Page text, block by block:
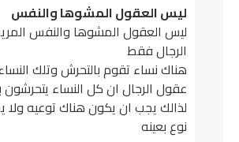
ليس العقول المشوها والنفس
ليس العقول المشوها والنفس
الرجال فقط
هناك نساء تقوم بالتحرش وتلك
عقول الرجال ان كل النساء يتحرشون
لذالك يجب ان يكون هناك توعيه ولا
نوع بعينه